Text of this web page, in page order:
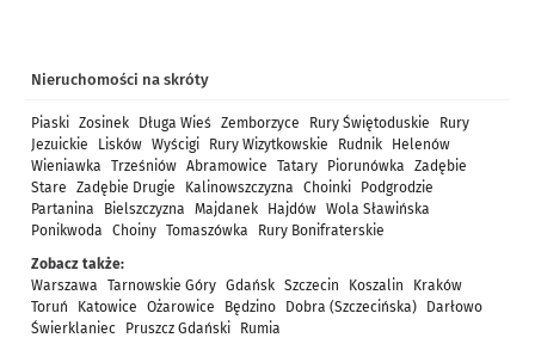
Nieruchomości na skróty
Piaski Zosinek Długa Wieś Zemborzyce Rury Świętoduskie
Rury
Jezuickie
Lisków Wyścigi Rury Wizytkowskie Rudnik
Helenów
Wieniawka
Trześniów Abramowice Tatary Piorunówka
Zadębie
Stare
Zadębie Drugie Kalinowszczyzna Choinki
Podgrodzie
Partanina
Bielszczyzna Majdanek Hajdów Wola Sławińska
Ponikwoda
Choiny Tomaszówka
Rury Bonifraterskie
Zobacz także:
Warszawa
Tarnowskie Góry Gdańsk Szczecin Koszalin
Kraków
Toruń
Katowice Ożarowice Będzino Dobra (Szczecińska)
Darłowo
Świerklaniec
Pruszcz Gdański Rumia